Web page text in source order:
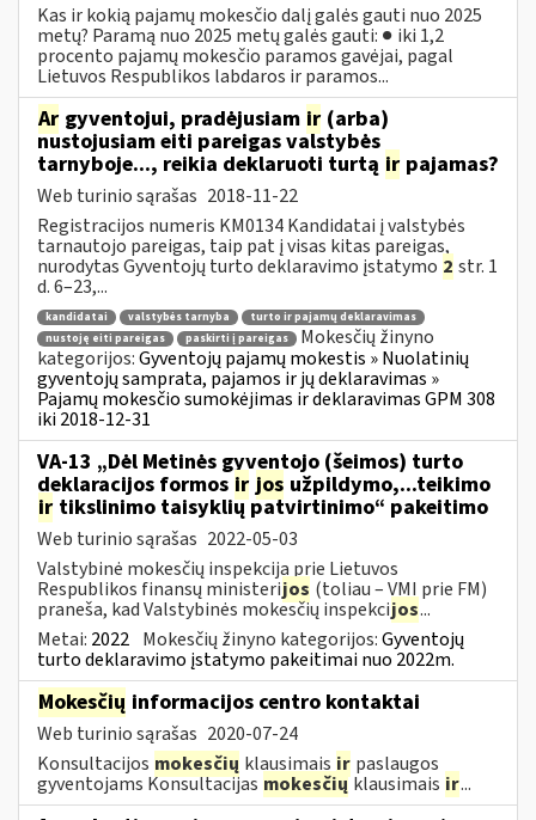
Kas ir kokią pajamų mokesčio dalį galės gauti nuo 2025
metų? Paramą nuo 2025 metų galės gauti: ● iki 1,2
procento pajamų mokesčio paramos gavėjai, pagal
Lietuvos Respublikos labdaros ir paramos...
Ar gyventojui, pradėjusiam ir (arba)
nustojusiam eiti pareigas valstybės
tarnyboje..., reikia deklaruoti turtą ir pajamas?
Web turinio sąrašas 2018-11-22
Registracijos numeris KM0134 Kandidatai į valstybės
tarnautojo pareigas, taip pat į visas kitas pareigas,
nurodytas Gyventojų turto deklaravimo įstatymo 2 str. 1
d. 6–23,...
kandidatai valstybės tarnyba
turto ir pajamų deklaravimas
nustoję eiti pareigas
paskirti į pareigas
Mokesčių žinyno
kategorijos:Gyventojų pajamų mokestis » Nuolatinių
gyventojų samprata, pajamos ir jų deklaravimas »
Pajamų mokesčio sumokėjimas ir deklaravimas GPM 308
iki 2018-12-31
VA-13 „Dėl Metinės gyventojo (šeimos) turto
deklaracijos formos ir jos užpildymo,...teikimo
ir tikslinimo taisyklių patvirtinimo“ pakeitimo
Web turinio sąrašas 2022-05-03
Valstybinė mokesčių inspekcija prie Lietuvos
Respublikos finansų ministerijos (toliau – VMI prie FM)
praneša, kad Valstybinės mokesčių inspekcijos...
Metai: 2022 Mokesčių žinyno kategorijos:Gyventojų
turto deklaravimo įstatymo pakeitimai nuo 2022m.
Mokesčių informacijos centro kontaktai
Web turinio sąrašas 2020-07-24
Konsultacijos mokesčių klausimais ir paslaugos
gyventojams Konsultacijas mokesčiųklausimais ir...